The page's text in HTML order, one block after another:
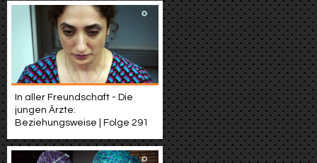
In aller Freundschaft - Die
jungen Ärzte:
Beziehungsweise | Folge 291